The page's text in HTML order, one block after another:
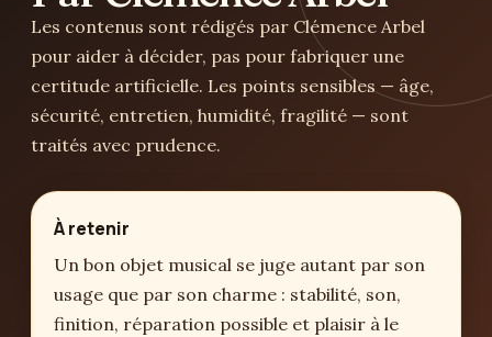
Les contenus sont rédigés par Clémence Arbel
pour aider à décider, pas pour fabriquer une
certitude artificielle. Les points sensibles — âge,
sécurité, entretien, humidité, fragilité — sont
traités avec prudence.
À retenir
Un bon objet musical se juge autant par son
usage que par son charme : stabilité, son,
finition, réparation possible et plaisir à le